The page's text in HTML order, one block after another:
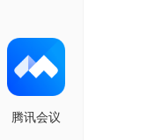
腾讯会议